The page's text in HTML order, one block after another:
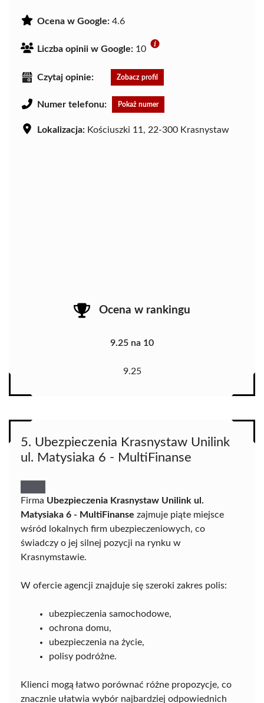
Ocena w Google: 4.6
Liczba opinii w Google: 10
Czytaj opinie: Zobacz profil
Numer telefonu: Pokaż numer
Lokalizacja: Kościuszki 11, 22-300 Krasnystaw
Ocena w rankingu
9.25 na 10
9.25
5. Ubezpieczenia Krasnystaw Unilink
ul. Matysiaka 6 - MultiFinanse
Firma Ubezpieczenia Krasnystaw Unilink ul.
Matysiaka 6 - MultiFinanse zajmuje piąte miejsce
wśród lokalnych firm ubezpieczeniowych, co
świadczy o jej silnej pozycji na rynku w
Krasnymstawie.
W ofercie agencji znajduje się szeroki zakres polis:
ubezpieczenia samochodowe,
ochrona domu,
ubezpieczenia na życie,
polisy podróżne.
Klienci mogą łatwo porównać różne propozycje, co
znacznie ułatwia wybór najbardziej odpowiednich